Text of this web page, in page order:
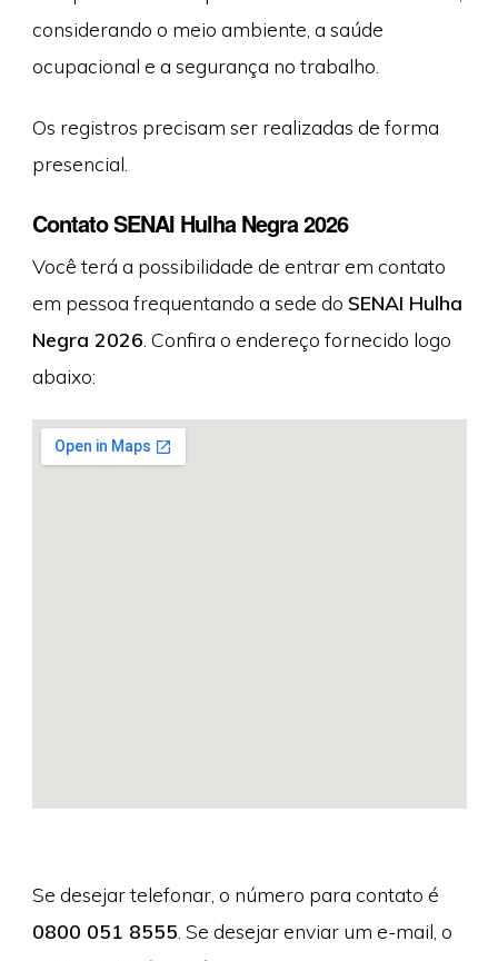
considerando o meio ambiente, a saúde
ocupacional e a segurança no trabalho.
Os registros precisam ser realizadas de forma
presencial.
Contato SENAI Hulha Negra 2026
Você terá a possibilidade de entrar em contato
em pessoa frequentando a sede do SENAI Hulha
Negra 2026 . Confira o endereço fornecido logo
abaixo:
Se desejar telefonar, o número para contato é
0800 051 8555 . Se desejar enviar um e-mail, o